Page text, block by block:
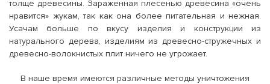
толще древесины. Зараженная плесенью древесина «очень
нравится» жукам, так как она более питательная и нежная.
Усачам больше по вкусу изделия и конструкции из
натурального дерева, изделиям из древесно-стружечных и
древесно-волокнистых плит ничего не угрожает.
В наше время имеются различные методы уничтожения